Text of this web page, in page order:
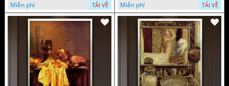
Miễn phí
TẢI VỀ
Miễn phí
TẢI VỀ